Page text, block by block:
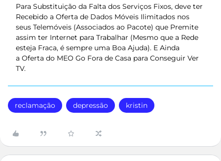
Para Substituição da Falta dos Serviços Fixos, deve ter
Recebido a Oferta de Dados Móveis Ilimitados nos
seus Telemóveis (Associados ao Pacote) que Premite
assim ter Internet para Trabalhar (Mesmo que a Rede
esteja Fraca, é sempre uma Boa Ajuda). E Ainda
a Oferta do MEO Go Fora de Casa para Conseguir Ver
TV.
reclamação depressão kristin